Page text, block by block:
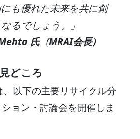
も優れた未来を共に創
るでしょう。」
氏（MRAI会長）
どころ
以下の主要リサイクル分
ョン・討論会を開催しま